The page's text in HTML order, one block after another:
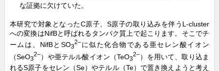
な証拠に欠けていた。
本研究で対象となったC原子、S原子の取り込みを伴うL-cluster
への変換はNifBと呼ばれるタンパク質上で起こります。そこでチ
ームは、NifBとSO3
2–に似た化合物である亜セレン酸イオン
（SeO3
2–）や亜テルル酸イオン（TeO3
2–）を用いて、取り込ま
れるS原子をセレン（Se）やテルル（Te）で置き換えようと考え